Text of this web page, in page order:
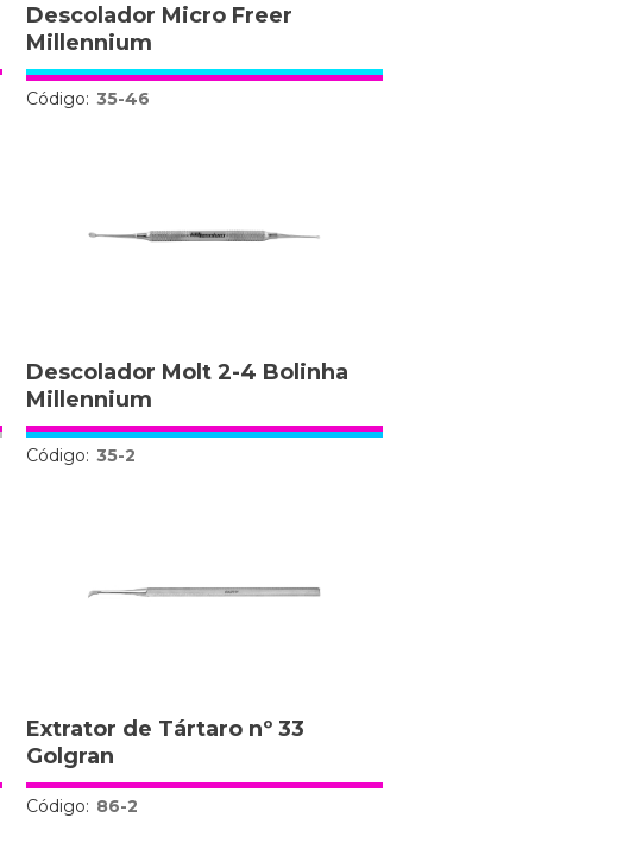
Descolador Micro Freer
Millennium
Código: 35-46
Descolador Molt 2-4 Bolinha
Millennium
Código: 35-2
Extrator de Tártaro nº 33
Golgran
Código: 86-2